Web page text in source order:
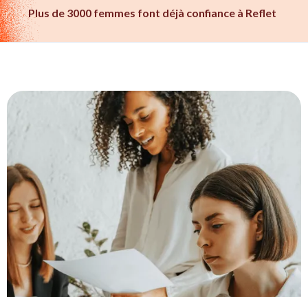
Plus de 3000 femmes font déjà confiance à Reflet